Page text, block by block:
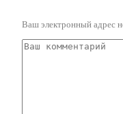
Ваш электронный адрес